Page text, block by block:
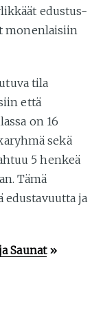
edustus-
monenlaisiin
tila
että
on 16
sekä
5 henkeä
Tämä
ja
Saunat»